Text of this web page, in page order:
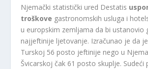
Njemački statistički ured Destatis
troškove gastronomskih usluga i
u europskim zemljama da bi ustanovio
najjeftinije ljetovanje. Izračunao je da
Turskoj 56 posto jeftinije nego u
Švicarskoj čak 61 posto skuplje. Sudeći